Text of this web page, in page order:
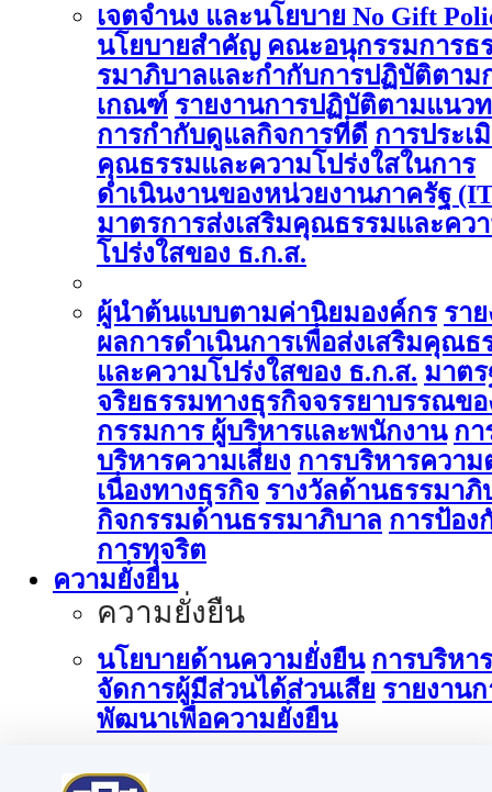
เจตจำนง และนโยบาย No Gift
นโยบายสำคัญ คณะอนุกรรมการธ
รมาภิบาลและกำกับการปฏิบัติตาม
เกณฑ์ รายงานการปฏิบัติตามแนว
การกำกับดูแลกิจการที่ดี การประเ
คุณธรรมและความโปร่งใสในการ
ดำเนินงานของหน่วยงานภาครัฐ
มาตรการส่งเสริมคุณธรรมและคว
โปร่งใสของ ธ.ก.ส.
ผู้นำต้นแบบตามค่านิยมองค์กร รา
ผลการดำเนินการเพื่อส่งเสริมคุณธ
และความโปร่งใสของ ธ.ก.ส. มาต
จริยธรรมทางธุรกิจจรรยาบรรณขอ
กรรมการ ผู้บริหารและพนักงาน กา
บริหารความเสี่ยง การบริหารความ
เนื่องทางธุรกิจ รางวัลด้านธรรมาภิ
กิจกรรมด้านธรรมาภิบาล การป้อง
การทุจริต
ความยั่งยืน
ความยั่งยืน
นโยบายด้านความยั่งยืน การบริหาร
จัดการผู้มีส่วนได้ส่วนเสีย รายงานก
พัฒนาเพื่อความยั่งยืน
การบริหารจัดการด้านนวัตกรรม